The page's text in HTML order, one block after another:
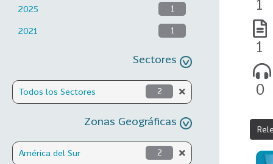
2025 1
2021 1
Sectores
Todos los Sectores 2
Zonas Geográficas
América del Sur 2
1
1
0